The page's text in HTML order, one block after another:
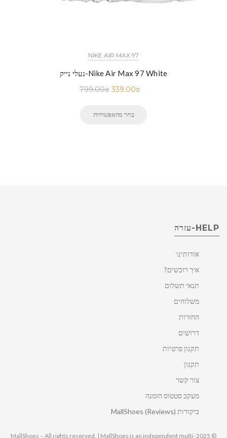
NIKE AIR MAX 97
נעלי נייק-Nike Air Max 97 White
799.00₪ 339.00₪
בחר מהאפשרויות
HELP-עזרה
אודותינו
איך רוכשים?
תנאי תשלום
משלוחים
החזרות
דרושים
תקנון פרטיות
תקנון
צור קשר
מעקב סטטוס הזמנה
ביקורות MallShoes (Reviews)
© 2025 MallShoes – All rights reserved. | MallShoes is an independent multi-